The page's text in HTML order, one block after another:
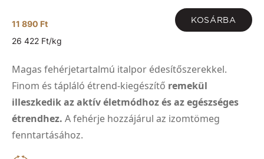
11 890 Ft KOSÁRBA
26 422 Ft/kg
Magas fehérjetartalmú italpor édesítőszerekkel.
Finom és tápláló étrend-kiegészítő remekül
illeszkedik az aktív életmódhoz és az egészséges
étrendhez. A fehérje hozzájárul az izomtömeg
fenntartásához.